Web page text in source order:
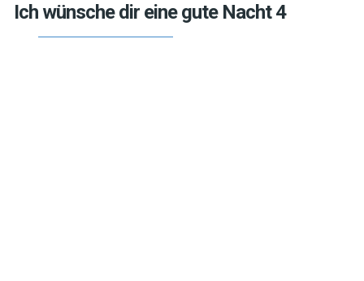
Ich wünsche dir eine gute Nacht 4